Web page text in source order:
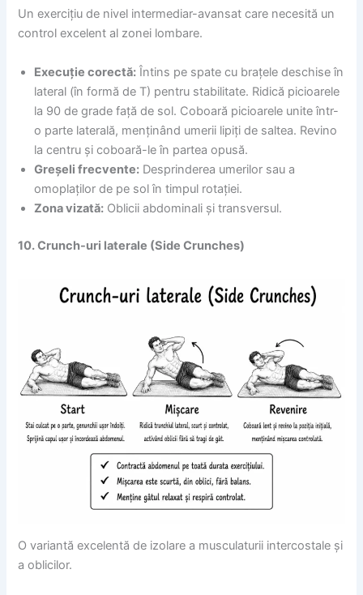
Un exercițiu de nivel intermediar-avansat care necesită un
control excelent al zonei lombare.
Execuție corectă: Întins pe spate cu brațele deschise în
lateral (în formă de T) pentru stabilitate. Ridică picioarele
la 90 de grade față de sol. Coboară picioarele unite într-
o parte laterală, menținând umerii lipiți de saltea. Revino
la centru și coboară-le în partea opusă.
Greșeli frecvente: Desprinderea umerilor sau a
omoplaților de pe sol în timpul rotației.
Zona vizată: Oblicii abdominali și transversul.
10. Crunch-uri laterale (Side Crunches)
O variantă excelentă de izolare a musculaturii intercostale și
a oblicilor.